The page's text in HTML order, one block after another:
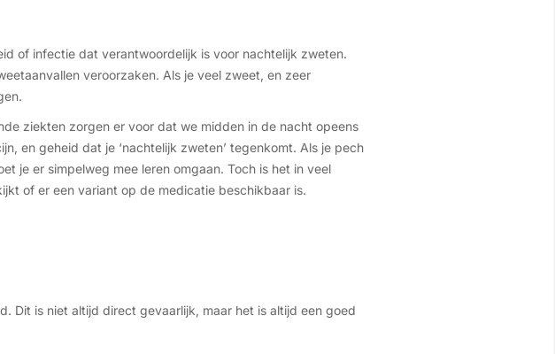
of infectie dat verantwoordelijk is voor nachtelijk zweten.
veroorzaken. Als je veel zweet, en zeer
ziekten zorgen er voor dat we midden in de nacht opeens
en geheid dat je ‘nachtelijk zweten’ tegenkomt. Als je pech
je er simpelweg mee leren omgaan. Toch is het in veel
of er een variant op de medicatie beschikbaar is.
Dit is niet altijd direct gevaarlijk, maar het is altijd een goed